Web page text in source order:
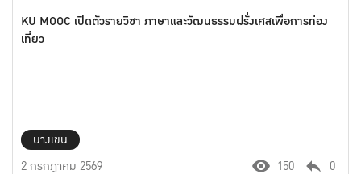
KU MOOC เปิดตัวรายวิชา ภาษาและวัฒนธรรมฝรั่งเศสเพื่อการท่อง
เที่ยว
-
บางเขน
2 กรกฎาคม 2569
150 0